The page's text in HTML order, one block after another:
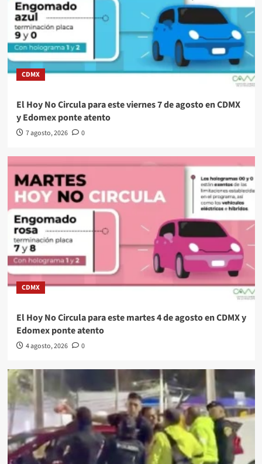
CDMX
El Hoy No Circula para este viernes 7 de agosto en CDMX
y Edomex ponte atento
7 agosto, 2026 0
CDMX
El Hoy No Circula para este martes 4 de agosto en CDMX y
Edomex ponte atento
4 agosto, 2026 0